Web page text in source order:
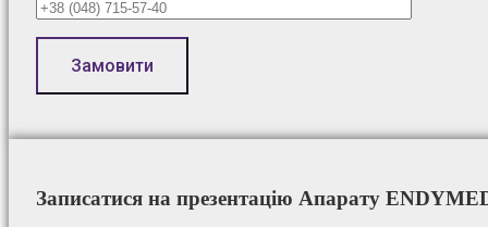
Записатися на презентацію Апарату